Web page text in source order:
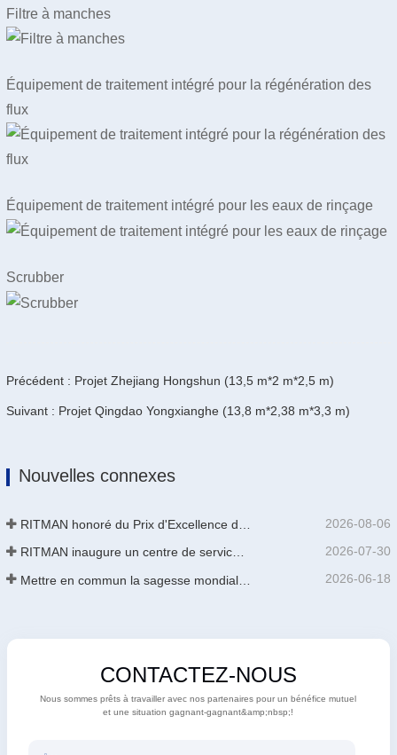
Filtre à manches
Équipement de traitement intégré pour la régénération des
flux
Équipement de traitement intégré pour les eaux de rinçage
Scrubber
Précédent : Projet Zhejiang Hongshun (13,5 m*2 m*2,5 m)
Suivant : Projet Qingdao Yongxianghe (13,8 m*2,38 m*3,3 m)
Nouvelles connexes
2026-08-06
RITMAN inaugure un centre de service client mondial pour améliorer le support complet du cycle de vie des clients dans le monde entier 2026-07-30
2026-06-18
CONTACTEZ-NOUS
Nous sommes prêts à travailler avec nos partenaires pour un bénéfice mutuel
et une situation gagnant-gagnant&amp;nbsp;!